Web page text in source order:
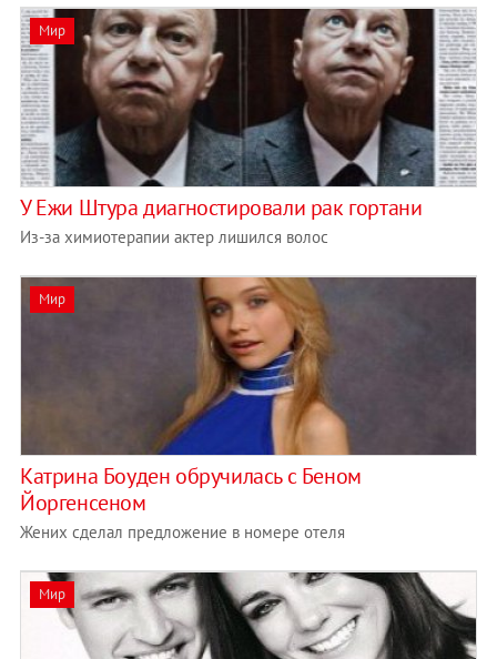
Мир
У Ежи Штура диагностировали рак гортани
Из-за химиотерапии актер лишился волос
Мир
Катрина Боуден обручилась с Беном
Йоргенсеном
Жених сделал предложение в номере отеля
Мир